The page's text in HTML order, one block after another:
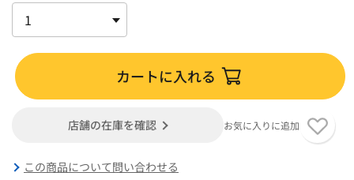
カートに入れる
店舗の在庫を確認 お気に入りに追加
この商品について問い合わせる